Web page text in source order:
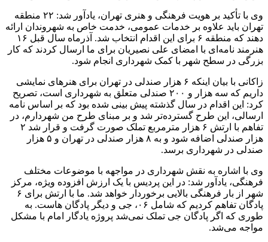
وی با تأکید بر هویت فرهنگی و هنری تهران، یادآور شد: ۲۲ منطقه
تهران باید علاوه بر خدمات عمومی، خدمت خاص به شهروندان ارائه
دهند که منطقه ۶ برای این اقدام انتخاب شد. آذرماه سال قبل ۱۶
هنرمند نامه‌ای با امضای علی نصیریان برای ما ارسال کردند که کار
بزرگی در سطح شهر با کمک شهرداری انجام شود.
زاکانی با بیان اینکه ۶ هزار صندلی در تهران برای هنرهای نمایشی
داریم که سه هزار و ۲۰۰ صندلی متعلق به شهرداری است، تصریح
کرد: این اقدام در سال گذشته پیش بینی شده بود که بر اساس نامه
ارسالی، این طرح گسترده‌تر شد و بر مبنای طرح من شهردارم، در
تفاهم با ارتش ۶ هزار مترمربع تملک صورت گرفت و قرار شد ۲
هزار صندلی اضافه شود و به ۸ هزار صندلی در تهران و ۵ هزار
صندلی در شهرداری برسد.
وی با اشاره به نقش شهرداری در مواجهه با موضوعات مختلف
فرهنگی، یادآور شد: در این پردیس با یک ارزش افزوده ویژه، مرکز
شهر از بار فرهنگی بالایی برخوردار خواهد شد. ما با ارتش برای ۶
پادگان تفاهم کردیم که شامل ۰۶،
جی و دیگر پادگان هاست. به
طوری که اگر پادگان جی تملک نمی‌شد پروژه یادگار امام با مشکل
مواجه می‌شد.